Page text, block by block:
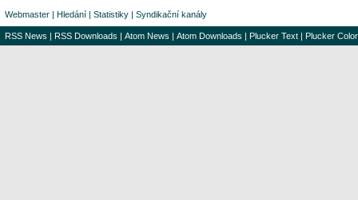
Webmaster | Hledání | Statistiky | Syndikační kanály
RSS News | RSS Downloads | Atom News | Atom Downloads | Plucker Text | Plucker Color